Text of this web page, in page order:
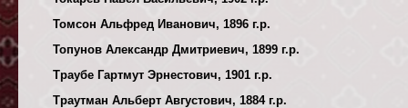
Томсон Альфред Иванович, 1896 г.р.
Топунов Александр Дмитриевич, 1899 г.р.
Траубе Гартмут Эрнестович, 1901 г.р.
Траутман Альберт Августович, 1884 г.р.